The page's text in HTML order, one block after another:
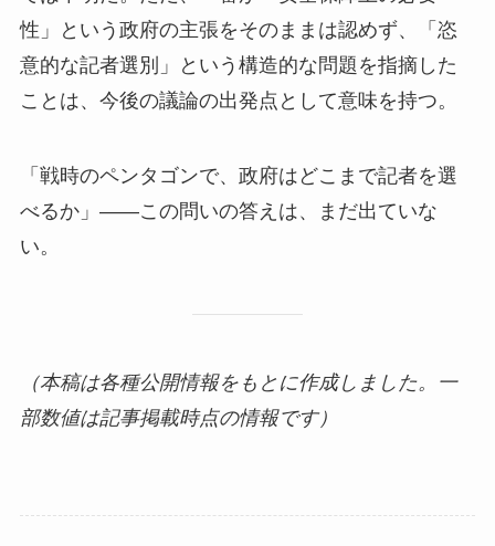
性」という政府の主張をそのままは認めず、「恣
意的な記者選別」という構造的な問題を指摘した
ことは、今後の議論の出発点として意味を持つ。
「戦時のペンタゴンで、政府はどこまで記者を選
べるか」——この問いの答えは、まだ出ていな
い。
（本稿は各種公開情報をもとに作成しました。一
部数値は記事掲載時点の情報です）